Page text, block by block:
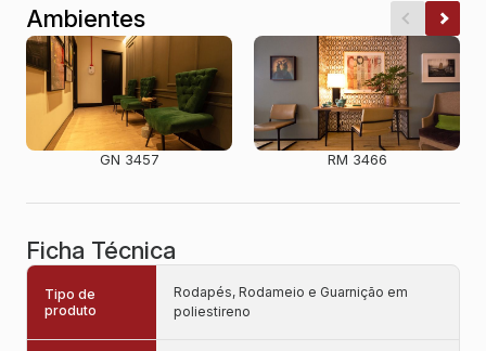
Ambientes
GN 3457 RM 3466
Ficha Técnica
Tipo de
produto
Rodapés, Rodameio e Guarnição em
poliestireno